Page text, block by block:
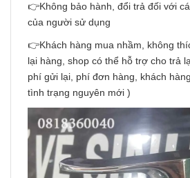
👉Không bảo hành, đổi trả đối với
của người sử dụng
👉Khách hàng mua nhầm, không
lại hàng, shop có thể hỗ trợ cho trả
phí gửi lại, phí đơn hàng, khách
tình trạng nguyên mới )